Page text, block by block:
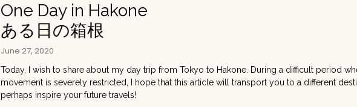
One Day in Hakone
ある日の箱根
June 27, 2020
Today, I wish to share about my day trip from Tokyo to Hakone. During a difficult period
movement is severely restricted, I hope that this article will transport you to a different
perhaps inspire your future travels!